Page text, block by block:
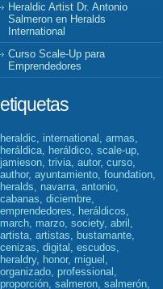
Heraldic Artist Dr. Antonio
Salmeron en Heralds
International
Curso Scale-Up para
Emprendedores
etiquetas
heraldic, international, armas,
heráldica, heráldico, scale-up,
jamieson, trivia, autor, curso,
author, ayuntamiento, foundation,
heralds, navarra, antonio,
cabanas, diciembre,
emprendedores, heráldicos,
march, marzo, society, abril,
artista, artistas, bustamante,
cenizas, digital, escudos,
heraldry, honor, miguel,
organizado, professional,
proporción, salmeron, salmerón,